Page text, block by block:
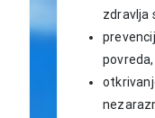
zdravlja
povreda,